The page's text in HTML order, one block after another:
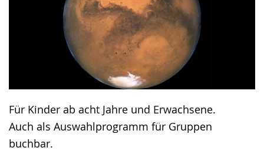
Für Kinder ab acht Jahre und Erwachsene.
Auch als Auswahlprogramm für Gruppen
buchbar.